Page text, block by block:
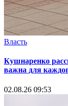
Власть
Кушнаренко
важна для
02.08.26 09:53